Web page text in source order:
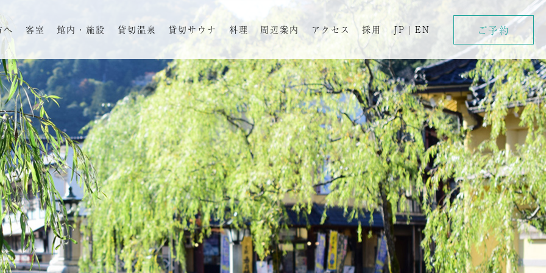
へ 客室 館内・施設 貸切温泉 貸切サウナ 料理 周辺案内 アクセス 採用 JP | EN ご予約